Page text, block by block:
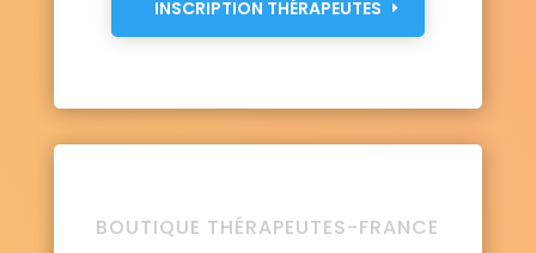
INSCRIPTION THÉRAPEUTES
BOUTIQUE THÉRAPEUTES-FRANCE